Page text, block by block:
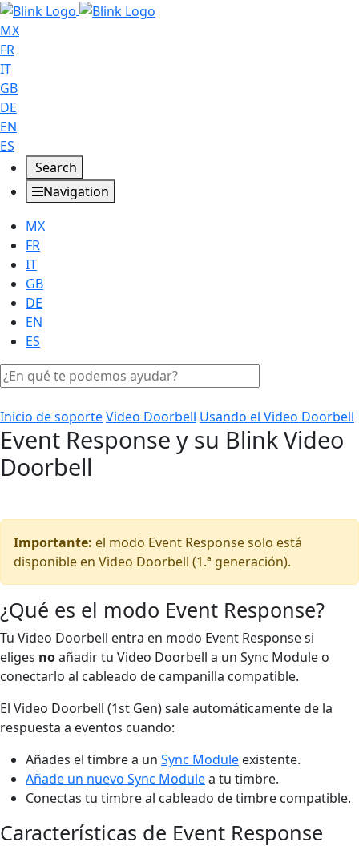
MX
FR
IT
GB
DE
EN
ES
Search
Navigation
MX
FR
IT
GB
DE
EN
ES
Inicio de soporteVideo Doorbell Usando el Video Doorbell
Event Response y su Blink Video
Doorbell
Importante: el modo Event Response solo está
disponible en Video Doorbell (1.ª generación).
¿Qué es el modo Event Response?
Tu Video Doorbell entra en modo Event Response si
eliges noañadir tu Video Doorbell a un Sync Module o
conectarlo al cableado de campanilla compatible.
El Video Doorbell (1st Gen) sale automáticamente de la
respuesta a eventos cuando:
Añades el timbre a un Sync Module existente.
Añade un nuevo Sync Modulea tu timbre.
Conectas tu timbre al cableado de timbre compatible.
Características de Event Response